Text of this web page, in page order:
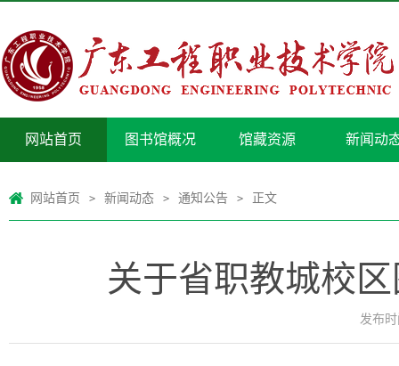
网站首页 图书馆概况 馆藏资源 新闻动
网站首页 > 新闻动态 > 通知公告 > 正文
关于省职教城校
发布时